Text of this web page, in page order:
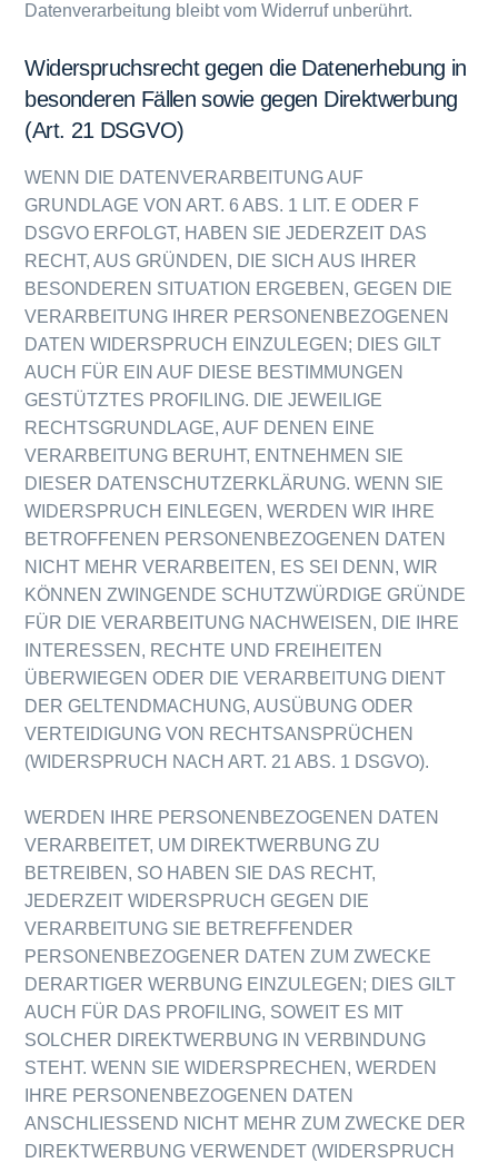
Datenverarbeitung bleibt vom Widerruf unberührt.
Widerspruchsrecht gegen die Datenerhebung in
besonderen Fällen sowie gegen Direktwerbung
(Art. 21 DSGVO)
WENN DIE DATENVERARBEITUNG AUF
GRUNDLAGE VON ART. 6 ABS. 1 LIT. E ODER F
DSGVO ERFOLGT, HABEN SIE JEDERZEIT DAS
RECHT, AUS GRÜNDEN, DIE SICH AUS IHRER
BESONDEREN SITUATION ERGEBEN, GEGEN DIE
VERARBEITUNG IHRER PERSONENBEZOGENEN
DATEN WIDERSPRUCH EINZULEGEN; DIES GILT
AUCH FÜR EIN AUF DIESE BESTIMMUNGEN
GESTÜTZTES PROFILING. DIE JEWEILIGE
RECHTSGRUNDLAGE, AUF DENEN EINE
VERARBEITUNG BERUHT, ENTNEHMEN SIE
DIESER DATENSCHUTZERKLÄRUNG. WENN SIE
WIDERSPRUCH EINLEGEN, WERDEN WIR IHRE
BETROFFENEN PERSONENBEZOGENEN DATEN
NICHT MEHR VERARBEITEN, ES SEI DENN, WIR
KÖNNEN ZWINGENDE SCHUTZWÜRDIGE GRÜNDE
FÜR DIE VERARBEITUNG NACHWEISEN, DIE IHRE
INTERESSEN, RECHTE UND FREIHEITEN
ÜBERWIEGEN ODER DIE VERARBEITUNG DIENT
DER GELTENDMACHUNG, AUSÜBUNG ODER
VERTEIDIGUNG VON RECHTSANSPRÜCHEN
(WIDERSPRUCH NACH ART. 21 ABS. 1 DSGVO).
WERDEN IHRE PERSONENBEZOGENEN DATEN
VERARBEITET, UM DIREKTWERBUNG ZU
BETREIBEN, SO HABEN SIE DAS RECHT,
JEDERZEIT WIDERSPRUCH GEGEN DIE
VERARBEITUNG SIE BETREFFENDER
PERSONENBEZOGENER DATEN ZUM ZWECKE
DERARTIGER WERBUNG EINZULEGEN; DIES GILT
AUCH FÜR DAS PROFILING, SOWEIT ES MIT
SOLCHER DIREKTWERBUNG IN VERBINDUNG
STEHT. WENN SIE WIDERSPRECHEN, WERDEN
IHRE PERSONENBEZOGENEN DATEN
ANSCHLIESSEND NICHT MEHR ZUM ZWECKE DER
DIREKTWERBUNG VERWENDET (WIDERSPRUCH